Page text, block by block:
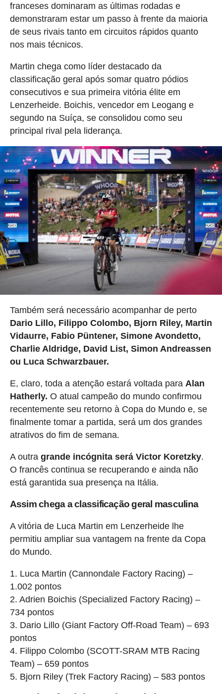
franceses dominaram as últimas rodadas e
demonstraram estar um passo à frente da maioria
de seus rivais tanto em circuitos rápidos quanto
nos mais técnicos.
Martin chega como líder destacado da
classificação geral após somar quatro pódios
consecutivos e sua primeira vitória élite em
Lenzerheide. Boichis, vencedor em Leogang e
segundo na Suíça, se consolidou como seu
principal rival pela liderança.
Também será necessário acompanhar de perto
Dario Lillo, Filippo Colombo, Bjorn Riley, Martin
Vidaurre, Fabio Püntener, Simone Avondetto,
Charlie Aldridge, David List, Simon Andreassen
ou Luca Schwarzbauer.
E, claro, toda a atenção estará voltada para Alan
Hatherly. O atual campeão do mundo confirmou
recentemente seu retorno à Copa do Mundo e, se
finalmente tomar a partida, será um dos grandes
atrativos do fim de semana.
A outra grande incógnita será Victor Koretzky.
O francês continua se recuperando e ainda não
está garantida sua presença na Itália.
Assim chega a classificação geral masculina
A vitória de Luca Martin em Lenzerheide lhe
permitiu ampliar sua vantagem na frente da Copa
do Mundo.
1. Luca Martin (Cannondale Factory Racing) –
1.002 pontos
2. Adrien Boichis (Specialized Factory Racing) –
734 pontos
3. Dario Lillo (Giant Factory Off-Road Team) – 693
pontos
4. Filippo Colombo (SCOTT-SRAM MTB Racing
Team) – 659 pontos
5. Bjorn Riley (Trek Factory Racing) – 583 pontos